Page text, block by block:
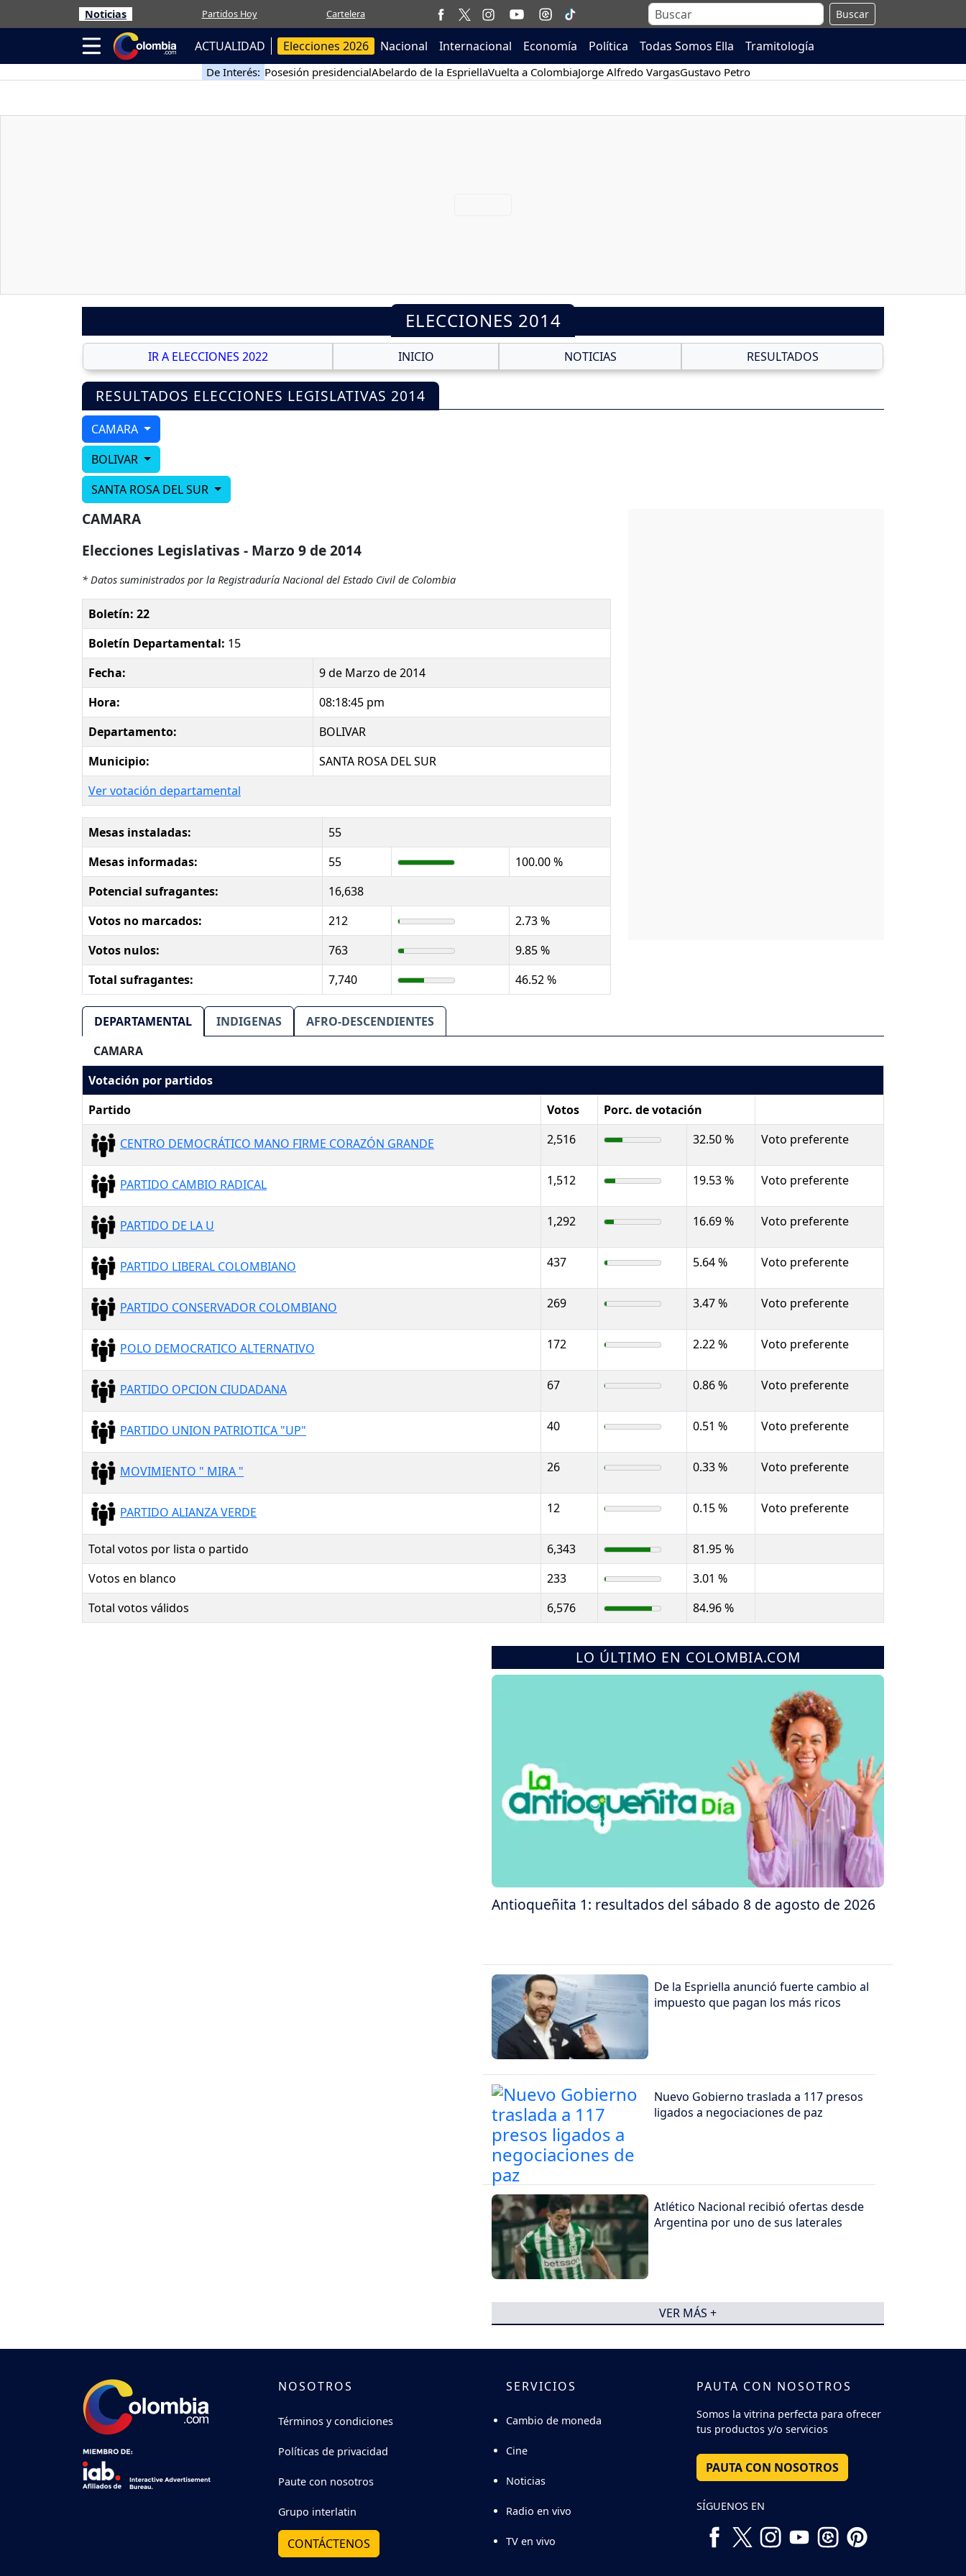
Noticias Partidos Hoy Cartelera Buscar
ACTUALIDAD Elecciones 2026 Nacional Internacional Economía Política Todas Somos Ella Tramitología
De Interés: Posesión presidencialAbelardo de la EspriellaVuelta a ColombiaJorge Alfredo VargasGustavo Petro
ELECCIONES 2014
IR A ELECCIONES 2022 INICIO NOTICIAS RESULTADOS
RESULTADOS ELECCIONES LEGISLATIVAS 2014
CAMARA
BOLIVAR
SANTA ROSA DEL SUR
CAMARA
Elecciones Legislativas - Marzo 9 de 2014
* Datos suministrados por la Registraduría Nacional del Estado Civil de Colombia
Boletín: 22
Boletín Departamental: 15
Fecha:
9 de Marzo de 2014
Hora:
08:18:45 pm
Departamento:
BOLIVAR
Municipio:
SANTA ROSA DEL SUR
Ver votación departamental
Mesas instaladas:
55
Mesas informadas:
55
100.00 %
Potencial sufragantes:
16,638
Votos no marcados:
212
2.73 %
Votos nulos:
763
9.85 %
Total sufragantes:
7,740 46.52 %
DEPARTAMENTAL INDIGENAS
AFRO-DESCENDIENTES
CAMARA
Votación por partidos
Partido
Votos Porc. de votación
CENTRO DEMOCRÁTICO MANO FIRME CORAZÓN GRANDE 2,516 32.50 % Voto preferente
PARTIDO CAMBIO RADICAL 1,512 19.53 % Voto preferente
PARTIDO DE LA U 1,292 16.69 % Voto preferente
PARTIDO LIBERAL COLOMBIANO 437 5.64 % Voto preferente
PARTIDO CONSERVADOR COLOMBIANO 269 3.47 % Voto preferente
POLO DEMOCRATICO ALTERNATIVO 172 2.22 % Voto preferente
PARTIDO OPCION CIUDADANA 67 0.86 % Voto preferente
PARTIDO UNION PATRIOTICA "UP" 40 0.51 % Voto preferente
MOVIMIENTO " MIRA " 26 0.33 % Voto preferente
PARTIDO ALIANZA VERDE 12 0.15 % Voto preferente
Total votos por lista o partido 6,343
81.95 %
Votos en blanco
233
3.01 %
Total votos válidos
6,576 84.96 %
LO ÚLTIMO EN COLOMBIA.COM
Antioqueñita 1: resultados del sábado 8 de agosto de 2026
De la Espriella anunció fuerte cambio al
impuesto que pagan los más ricos
Nuevo Gobierno traslada a 117 presos
ligados a negociaciones de paz
Atlético Nacional recibió ofertas desde
Argentina por uno de sus laterales
VER MÁS +
NOSOTROS
Términos y condiciones
Políticas de privacidad
Paute con nosotros
Grupo interlatin
CONTÁCTENOS
SERVICIOS
Cambio de moneda
Cine
Noticias
Radio en vivo
TV en vivo
PAUTA CON NOSOTROS
Somos la vitrina perfecta para ofrecer
tus productos y/o servicios
PAUTA CON NOSOTROS
SÍGUENOS EN